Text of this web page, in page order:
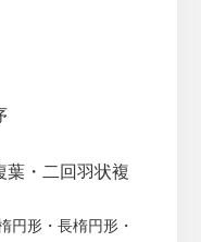
葉・二回羽状複
円形・長楕円形・